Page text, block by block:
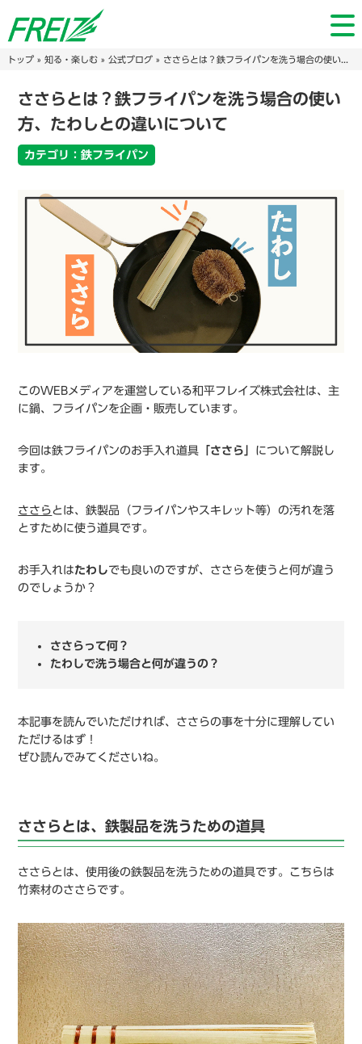
トップ» 知る・楽しむ» 公式ブログ» ささらとは？鉄フライパンを洗う場合の使い方、たわしとの違いについて
ささらとは？鉄フライパンを洗う場合の使い
方、たわしとの違いについて
カテゴリ：鉄フライパン
このWEBメディアを運営している和平フレイズ株式会社は、主
に鍋、フライパンを企画・販売しています。
今回は鉄フライパンのお手入れ道具 「ささら」 について解説し
ます。
ささらとは、鉄製品（フライパンやスキレット等）の汚れを落
とすために使う道具です。
お手入れはたわしでも良いのですが、ささらを使うと何が違う
のでしょうか？
ささらって何？
たわしで洗う場合と何が違うの？
本記事を読んでいただければ、ささらの事を十分に理解してい
ただけるはず！
ぜひ読んでみてくださいね。
ささらとは、鉄製品を洗うための道具
ささらとは、使用後の鉄製品を洗うための道具です。こちらは
竹素材のささらです。